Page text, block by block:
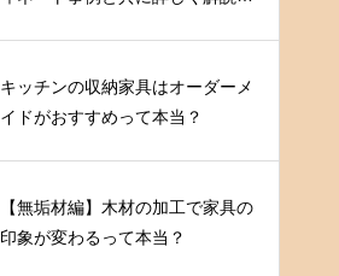
キッチンの収納家具はオーダーメ
イドがおすすめって本当？
【無垢材編】木材の加工で家具の
印象が変わるって本当？